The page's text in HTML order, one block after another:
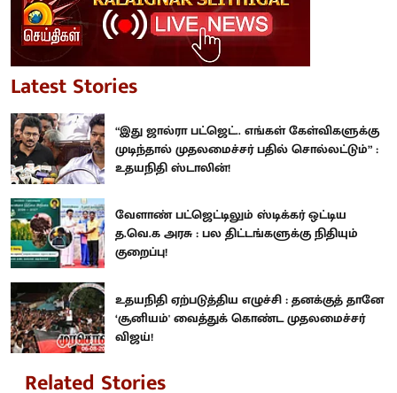
Latest Stories
“இது ஜால்ரா பட்ஜெட்.. எங்கள் கேள்விகளுக்கு
முடிந்தால் முதலமைச்சர் பதில் சொல்லட்டும்” :
உதயநிதி ஸ்டாலின்!
வேளாண் பட்ஜெட்டிலும் ஸ்டிக்கர் ஒட்டிய
த.வெ.க அரசு : பல திட்டங்களுக்கு நிதியும்
குறைப்பு!
உதயநிதி ஏற்படுத்திய எழுச்சி : தனக்குத் தானே
‘சூனியம்' வைத்துக் கொண்ட முதலமைச்சர்
விஜய்!
Related Stories